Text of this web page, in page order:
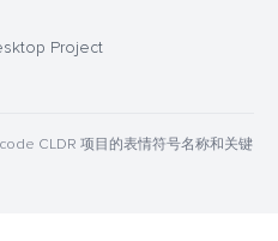
Project
CLDR 项目的表情符号名称和关键